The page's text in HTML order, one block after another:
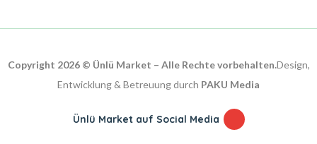
Copyright 2026 © Ünlü Market – Alle Rechte vorbehalten.Design,
Entwicklung & Betreuung durch PAKU Media
Ünlü Market auf Social Media